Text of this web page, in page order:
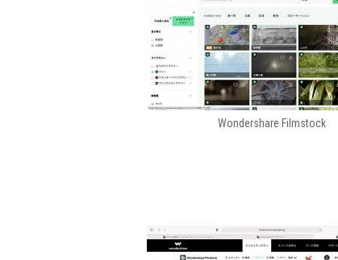
Wondershare Filmstock